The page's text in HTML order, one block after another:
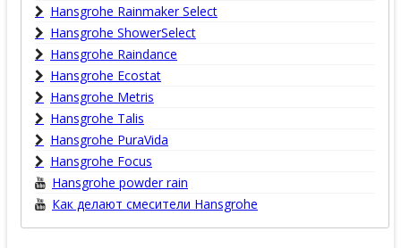
Hansgrohe Rainmaker Select
Hansgrohe ShowerSelect
Hansgrohe Raindance
Hansgrohe Ecostat
Hansgrohe Metris
Hansgrohe Talis
Hansgrohe PuraVida
Hansgrohe Focus
Hansgrohe powder rain
Как делают смесители Hansgrohe